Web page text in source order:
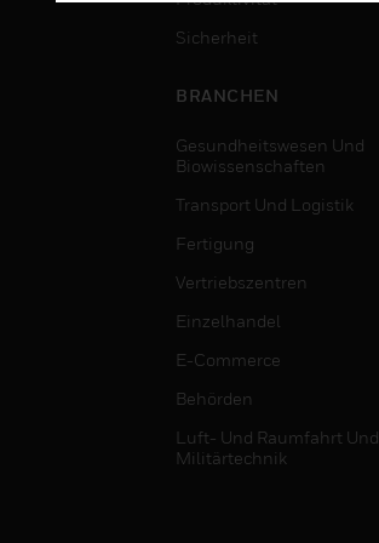
Sicherheit
BRANCHEN
Gesundheitswesen Und
Biowissenschaften
Transport Und Logistik
Fertigung
Vertriebszentren
Einzelhandel
E-Commerce
Behörden
Luft- Und Raumfahrt Und
Militärtechnik